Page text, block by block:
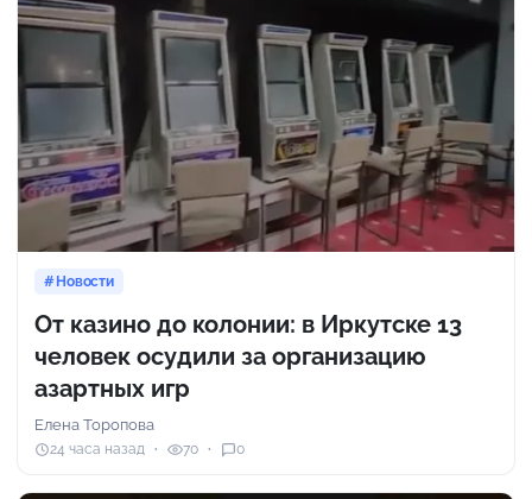
Новости
От казино до колонии: в Иркутске 13
человек осудили за организацию
азартных игр
Елена Торопова
24 часа назад 70 0